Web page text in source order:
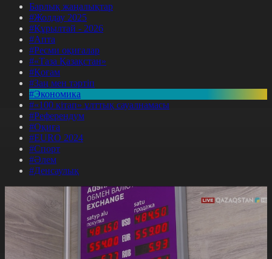
Барлық жаңалықтар
#Жолдау 2025
#Құрылтай - 2026
#Апта
#Ресми оқиғалар
#«Таза Қазақстан»
#Қоғам
#Заң мен тәртіп
#Экономика
#«100 кітап» ұлттық сауалнамасы
#Референдум
#Оқиға
#EURO 2024
#Спорт
#Әлем
#Денсаулық